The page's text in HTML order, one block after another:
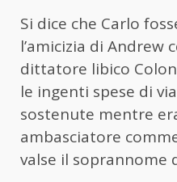
Si dice che Carlo
l’amicizia di Andrew
dittatore libico
le ingenti spese di
sostenute mentre
ambasciatore
valse il soprannome